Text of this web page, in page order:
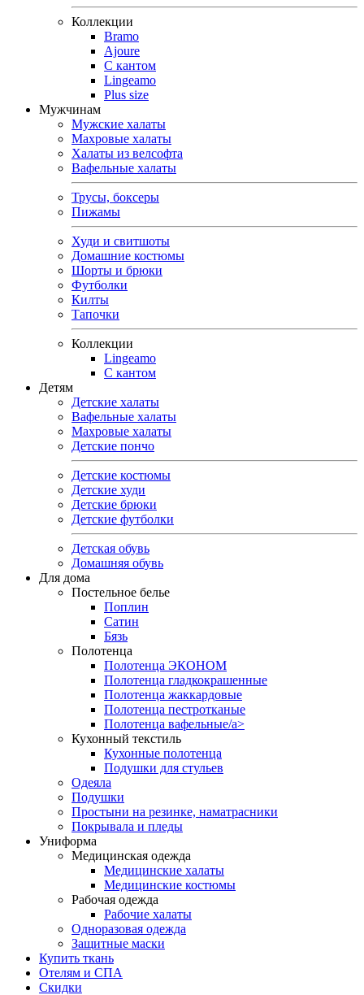
Коллекции
Bramo
Ajoure
С кантом
Lingeamo
Plus size
Мужчинам
Мужские халаты
Махровые халаты
Халаты из велсофта
Вафельные халаты
Трусы, боксеры
Пижамы
Худи и свитшоты
Домашние костюмы
Шорты и брюки
Футболки
Килты
Тапочки
Коллекции
Lingeamo
С кантом
Детям
Детские халаты
Вафельные халаты
Махровые халаты
Детские пончо
Детские костюмы
Детские худи
Детские брюки
Детские футболки
Детская обувь
Домашняя обувь
Для дома
Постельное белье
Поплин
Сатин
Бязь
Полотенца
Полотенца ЭКОНОМ
Полотенца гладкокрашенные
Полотенца жаккардовые
Полотенца пестротканые
Полотенца вафельные/a>
Кухонный текстиль
Кухонные полотенца
Подушки для стульев
Одеяла
Подушки
Простыни на резинке, наматрасники
Покрывала и пледы
Униформа
Медицинская одежда
Медицинские халаты
Медицинские костюмы
Рабочая одежда
Рабочие халаты
Одноразовая одежда
Защитные маски
Купить ткань
Отелям и СПА
Скидки